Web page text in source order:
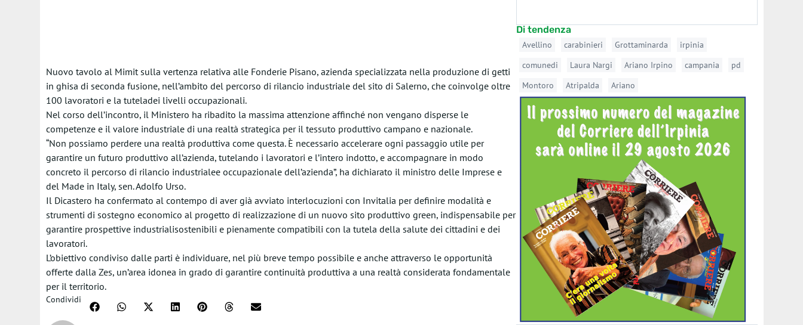
Nuovo tavolo al Mimit sulla vertenza relativa alle Fonderie Pisano, azienda specializzata nella produzione di getti
in ghisa di seconda fusione, nell’ambito del percorso di rilancio industriale del sito di Salerno, che coinvolge oltre
100 lavoratori e la tuteladei livelli occupazionali.
Nel corso dell’incontro, il Ministero ha ribadito la massima attenzione affinché non vengano disperse le
competenze e il valore industriale di una realtà strategica per il tessuto produttivo campano e nazionale.
“Non possiamo perdere una realtà produttiva come questa. È necessario accelerare ogni passaggio utile per
garantire un futuro produttivo all’azienda, tutelando i lavoratori e l’intero indotto, e accompagnare in modo
concreto il percorso di rilancio industrialee occupazionale dell’azienda”, ha dichiarato il ministro delle Imprese e
del Made in Italy, sen. Adolfo Urso.
Il Dicastero ha confermato al contempo di aver già avviato interlocuzioni con Invitalia per definire modalità e
strumenti di sostegno economico al progetto di realizzazione di un nuovo sito produttivo green, indispensabile per
garantire prospettive industrialisostenibili e pienamente compatibili con la tutela della salute dei cittadini e dei
lavoratori.
L’obiettivo condiviso dalle parti è individuare, nel più breve tempo possibile e anche attraverso le opportunità
offerte dalla Zes, un’area idonea in grado di garantire continuità produttiva a una realtà considerata fondamentale
per il territorio.
Condividi
Di tendenza
Avellino carabinieri Grottaminarda
irpinia
comunedi
Laura Nargi Ariano Irpino campania
pd
Montoro
Atripalda Ariano